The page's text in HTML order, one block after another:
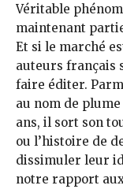
Véritable
maintenant
Et si le marché
auteurs français
faire éditer.
au nom de
ans, il sort son
ou l’histoire de
dissimuler leur
notre rapport